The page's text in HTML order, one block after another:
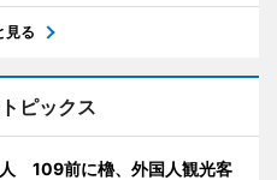
見る
ピックス
109前に櫓、外国人観光客